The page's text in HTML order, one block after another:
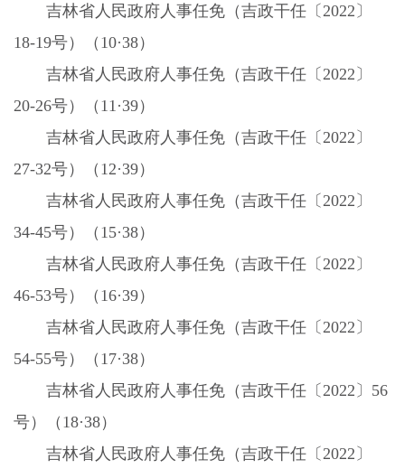
吉林省人民政府人事任免（吉政干任〔2022〕
18-19号）（ 10·38）
吉林省人民政府人事任免（吉政干任〔2022〕
20-26号）（ 11 ·39）
吉林省人民政府人事任免（吉政干任〔2022〕
27-32号）（ 12·39）
吉林省人民政府人事任免（吉政干任〔2022〕
34-45号）（ 15·38）
吉林省人民政府人事任免（吉政干任〔2022〕
46-53号）（ 16·39）
吉林省人民政府人事任免（吉政干任〔2022〕
54-55号）（ 17·38）
吉林省人民政府人事任免（吉政干任〔2022〕 56
号）（ 18·38）
吉林省人民政府人事任免（吉政干任〔2022〕